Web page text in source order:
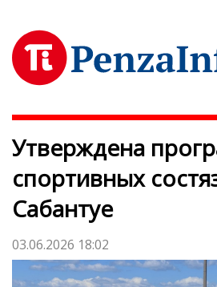
Утверждена
спортивных
Сабантуе
03.06.2026 18:02